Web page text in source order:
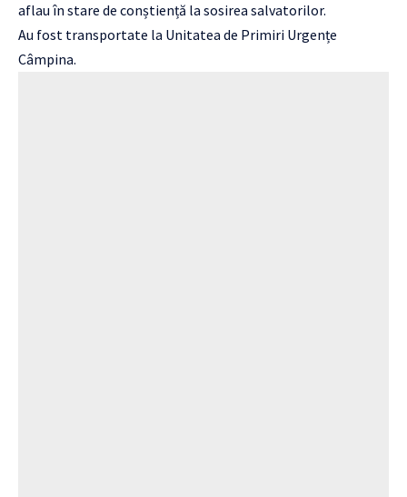
aflau în stare de conștiență la sosirea salvatorilor.
Au fost transportate la Unitatea de Primiri Urgențe
Câmpina.